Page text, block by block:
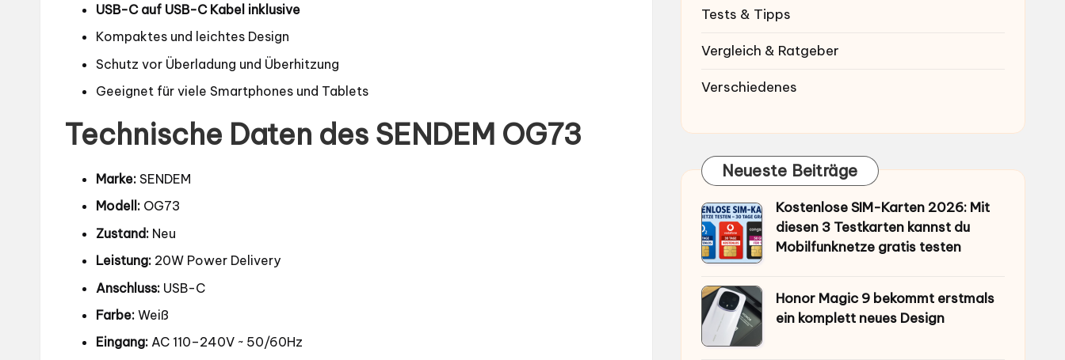
USB-C auf USB-C Kabel inklusive
Kompaktes und leichtes Design
Schutz vor Überladung und Überhitzung
Geeignet für viele Smartphones und Tablets
Technische Daten des SENDEM OG73
Marke: SENDEM
Modell: OG73
Zustand: Neu
Leistung: 20W Power Delivery
Anschluss: USB-C
Farbe: Weiß
Eingang: AC 110–240V ~ 50/60Hz
Tests & Tipps
Vergleich & Ratgeber
Verschiedenes
Neueste Beiträge
Kostenlose SIM-Karten 2026: Mit
diesen 3 Testkarten kannst du
Mobilfunknetze gratis testen
Honor Magic 9 bekommt erstmals
ein komplett neues Design